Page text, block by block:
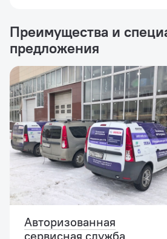
Преимущества и
предложения
Авторизованная
сервисная служба